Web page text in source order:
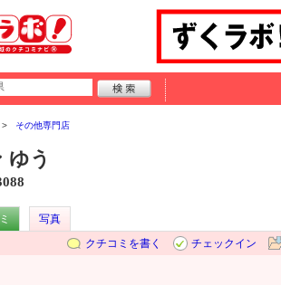
その他専門店
ゆう
写真
クチコミを書く
チェックイン